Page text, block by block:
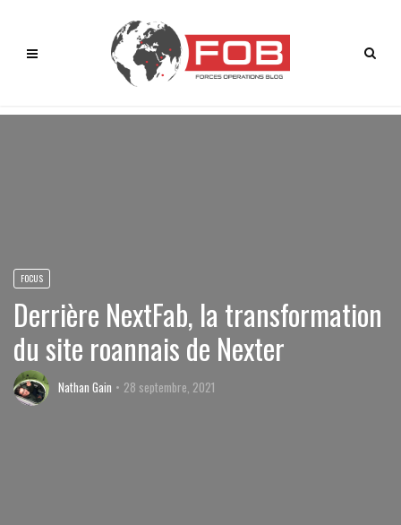
FOCUS
Derrière NextFab, la transformation
du site roannais de Nexter
Nathan Gain 28 septembre, 2021